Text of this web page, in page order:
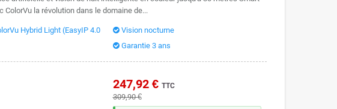
ColorVu la révolution dans le domaine de...
Hybrid Light (EasyIP 4.0
Vision nocturne
Garantie 3 ans
247,92 € TTC
309,90 €